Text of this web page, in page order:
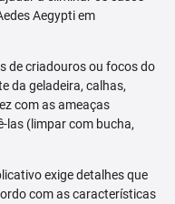
Aegypti em
de criadouros ou focos do
da geladeira, calhas,
com as ameaças
las (limpar com bucha,
exige detalhes que
com as características